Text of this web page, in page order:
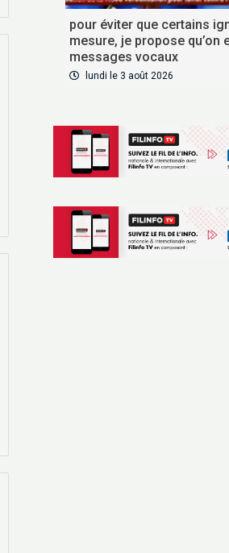
pour éviter que certains
mesure, je propose qu’on
messages vocaux
lundi le 3 août 2026